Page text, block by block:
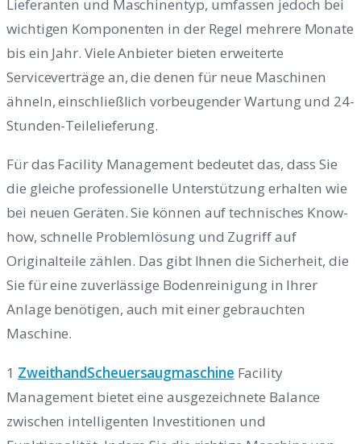
Lieferanten und Maschinentyp, umfassen jedoch bei
wichtigen Komponenten in der Regel mehrere Monate
bis ein Jahr. Viele Anbieter bieten erweiterte
Serviceverträge an, die denen für neue Maschinen
ähneln, einschließlich vorbeugender Wartung und 24-
Stunden-Teilelieferung.
Für das Facility Management bedeutet das, dass Sie
die gleiche professionelle Unterstützung erhalten wie
bei neuen Geräten. Sie können auf technisches Know-
how, schnelle Problemlösung und Zugriff auf
Originalteile zählen. Das gibt Ihnen die Sicherheit, die
Sie für eine zuverlässige Bodenreinigung in Ihrer
Anlage benötigen, auch mit einer gebrauchten
Maschine.
1 ZweithandScheuersaugmaschine Facility
Management bietet eine ausgezeichnete Balance
zwischen intelligenten Investitionen und